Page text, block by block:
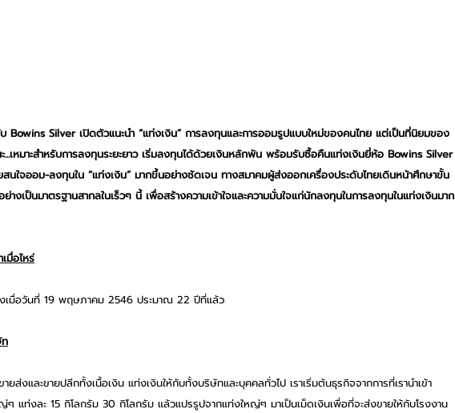
Bowins Silver เปิดตัวแนะนำ “แท่งเงิน” การลงทุนและการออมรูปแบบใหม่ของคนไทย แต่เป็นที่นิยมของ
เหมาะสำหรับการลงทุนระยะยาว เริ่มลงทุนได้ด้วยเงินหลักพัน พร้อมรับซื้อคืนแท่งเงินยี่ห้อ Bowins Silver
สนใจออม-ลงทุนใน “แท่งเงิน” มากขึ้นอย่างชัดเจน ทางสมาคมผู้ส่งออกเครื่องประดับไทยเดินหน้าศึกษาขั้น
างเป็นมาตรฐานสากลในเร็วๆ นี้ เพื่อสร้างความเข้าใจและความมั่นใจแก่นักลงทุนในการลงทุนในแท่งเงินมาก
มื่อไหร่
งเมื่อวันที่ 19 พฤษภาคม 2546 ประมาณ 22 ปีที่แล้ว
ยส่งและขายปลีกทั้งเนื้อเงิน แท่งเงินให้กับทั้งบริษัทและบุคคลทั่วไป เราเริ่มต้นธุรกิจจากการที่เรานำเข้า
ๆ แท่งละ 15 กิโลกรัม 30 กิโลกรัม แล้วแปรรูปจากแท่งใหญ่ๆ มาเป็นเม็ดเงินเพื่อที่จะส่งขายให้กับโรงงาน